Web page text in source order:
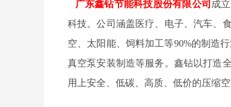
广东鑫钻节能科技股份有限公司 成
科技。公司涵盖医疗、电子、汽车、
空、太阳能、饲料加工等90%的制造
真空泵安装制造等服务。鑫钻以打造
用上安全、低碳、高质、低价的压缩空